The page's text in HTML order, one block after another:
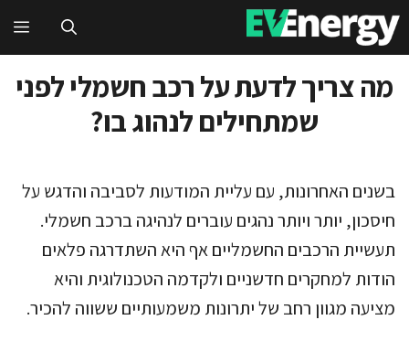
לדלג
לתוכן
מה צריך לדעת על רכב חשמלי לפני
שמתחילים לנהוג בו?
בשנים האחרונות, עם עליית המודעות לסביבה והדגש על
חיסכון, יותר ויותר נהגים עוברים לנהיגה ברכב חשמלי.
תעשיית הרכבים החשמליים אף היא השתדרגה פלאים
הודות למחקרים חדשניים ולקדמה הטכנולוגית והיא
מציעה מגוון רחב של יתרונות משמעותיים ששווה להכיר.